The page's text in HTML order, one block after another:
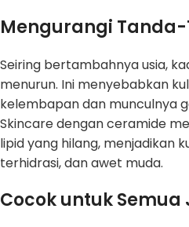
Mengurangi
Seiring bertambahnya usia,
menurun. Ini menyebabkan
kelembapan dan munculnya
Skincare dengan ceramide
lipid yang hilang, menjadikan
terhidrasi, dan awet muda.
Cocok untuk Semua